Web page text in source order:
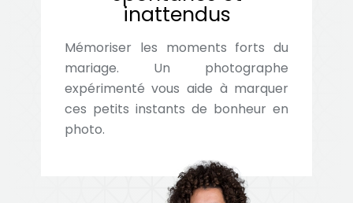
inattendus
Mémoriser les moments forts du
mariage. Un photographe
expérimenté vous aide à marquer
ces petits instants de bonheur en
photo.